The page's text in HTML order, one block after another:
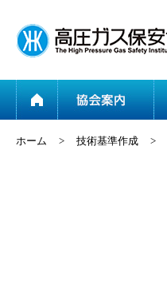
ホーム > 技術基準作成 >